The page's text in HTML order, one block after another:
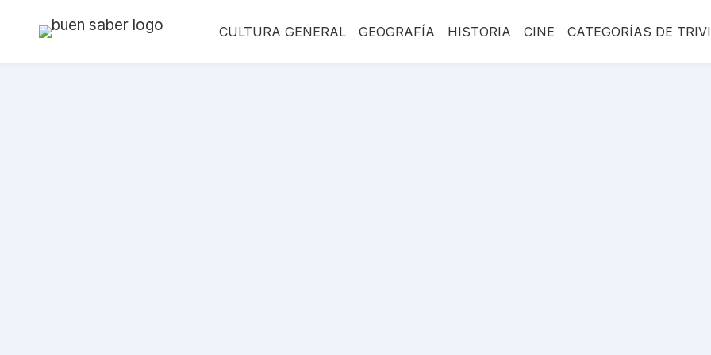
CULTURA GENERAL GEOGRAFÍA HISTORIA CINE CATEGORÍAS DE